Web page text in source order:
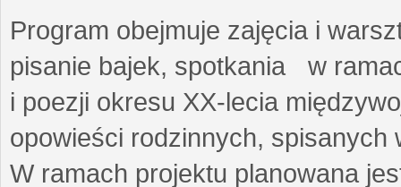
Program obejmuje zajęcia i
pisanie bajek, spotkania w
i poezji okresu XX-lecia
opowieści rodzinnych,
W ramach projektu planowana